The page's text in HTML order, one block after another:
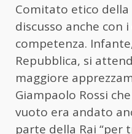
Comitato etico della
discusso anche con
competenza.
Repubblica, si
maggiore
Giampaolo Rossi
vuoto era andato
parte della Rai “per